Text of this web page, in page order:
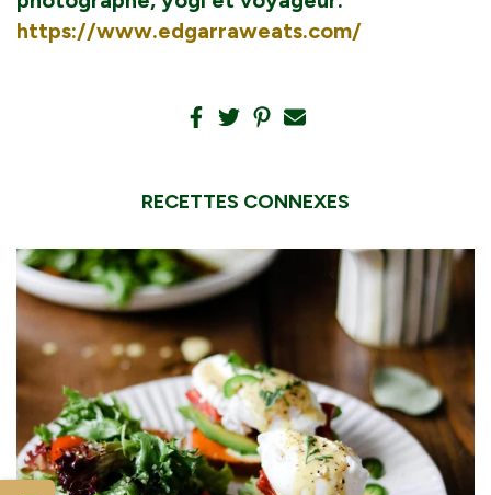
https://www.edgarraweats.com/
RECETTES CONNEXES